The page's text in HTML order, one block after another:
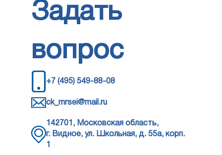
Задать
вопрос
+7 (495) 549-88-08
ck_mrsei@mail.ru
142701, Московская область,
г. Видное, ул. Школьная, д. 55а, корп.
1